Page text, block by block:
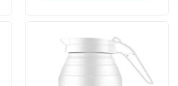
اطلب اقتباس
آلة استنشاق الهيدروجين